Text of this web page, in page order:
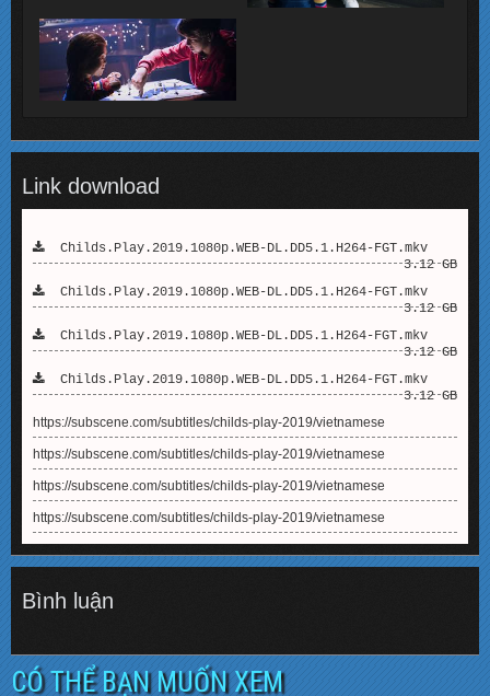
Link download
Childs.Play.2019.1080p.WEB-DL.DD5.1.H264-FGT.mkv
3.12 GB
Childs.Play.2019.1080p.WEB-DL.DD5.1.H264-FGT.mkv
3.12 GB
Childs.Play.2019.1080p.WEB-DL.DD5.1.H264-FGT.mkv
3.12 GB
Childs.Play.2019.1080p.WEB-DL.DD5.1.H264-FGT.mkv
3.12 GB
https://subscene.com/subtitles/childs-play-2019/vietnamese
https://subscene.com/subtitles/childs-play-2019/vietnamese
https://subscene.com/subtitles/childs-play-2019/vietnamese
https://subscene.com/subtitles/childs-play-2019/vietnamese
Bình luận
CÓ THỂ BẠN MUỐN XEM